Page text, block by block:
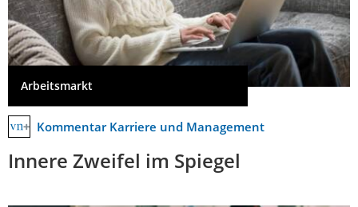
Arbeitsmarkt
Kommentar Karriere und Management
Innere Zweifel im Spiegel